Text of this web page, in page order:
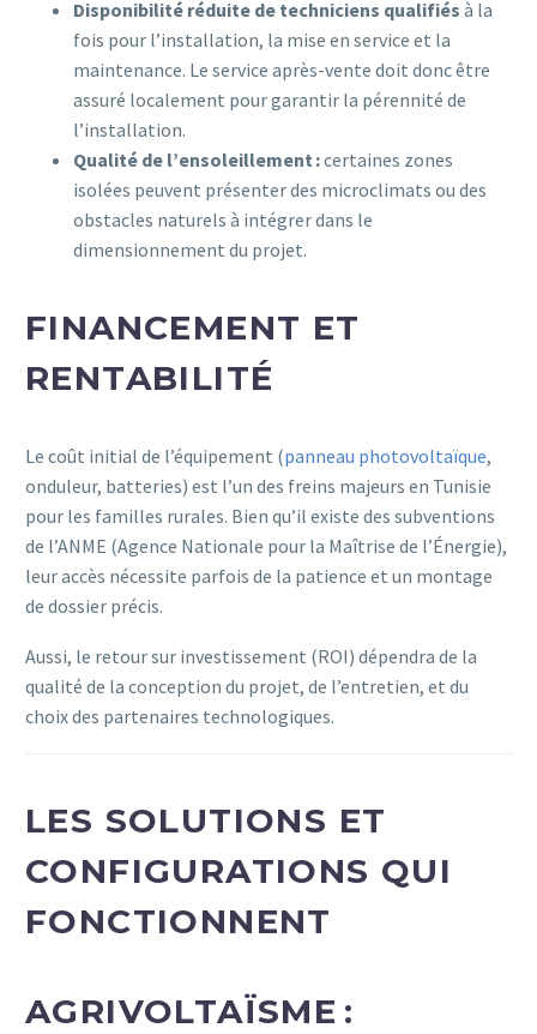
Disponibilité réduite de techniciens qualifiés à la
fois pour l’installation, la mise en service et la
maintenance. Le service après-vente doit donc être
assuré localement pour garantir la pérennité de
l’installation.
Qualité de l’ensoleillement :certaines zones
isolées peuvent présenter des microclimats ou des
obstacles naturels à intégrer dans le
dimensionnement du projet.
FINANCEMENT ET
RENTABILITÉ
Le coût initial de l’équipement (panneau photovoltaïque,
onduleur, batteries) est l’un des freins majeurs en Tunisie
pour les familles rurales. Bien qu’il existe des subventions
de l’ANME (Agence Nationale pour la Maîtrise de l’Énergie),
leur accès nécessite parfois de la patience et un montage
de dossier précis.
Aussi, le retour sur investissement (ROI) dépendra de la
qualité de la conception du projet, de l’entretien, et du
choix des partenaires technologiques.
LES SOLUTIONS ET
CONFIGURATIONS QUI
FONCTIONNENT
AGRIVOLTAÏSME :